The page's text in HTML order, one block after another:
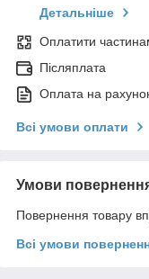
Детальніше
Оплатити
Післяплата
Оплата на
Всі умови оплати
Умови
Повернення товару
Всі умови